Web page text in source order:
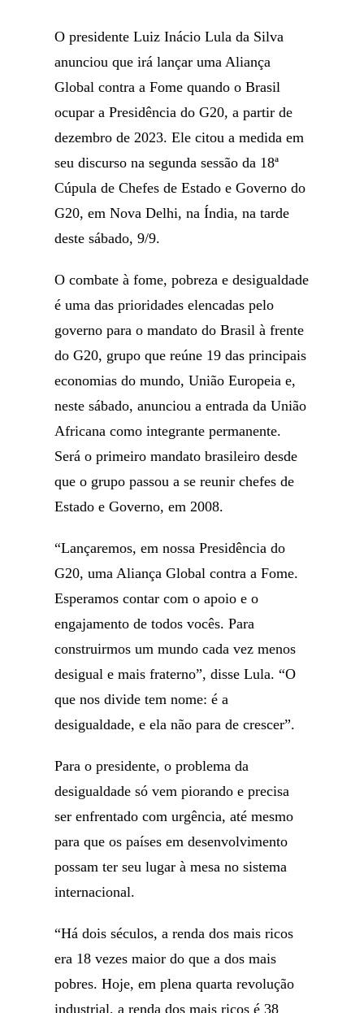
O presidente Luiz Inácio Lula da Silva
anunciou que irá lançar uma Aliança
Global contra a Fome quando o Brasil
ocupar a Presidência do G20, a partir de
dezembro de 2023. Ele citou a medida em
seu discurso na segunda sessão da 18ª
Cúpula de Chefes de Estado e Governo do
G20, em Nova Delhi, na Índia, na tarde
deste sábado, 9/9.
O combate à fome, pobreza e desigualdade
é uma das prioridades elencadas pelo
governo para o mandato do Brasil à frente
do G20, grupo que reúne 19 das principais
economias do mundo, União Europeia e,
neste sábado, anunciou a entrada da União
Africana como integrante permanente.
Será o primeiro mandato brasileiro desde
que o grupo passou a se reunir chefes de
Estado e Governo, em 2008.
“Lançaremos, em nossa Presidência do
G20, uma Aliança Global contra a Fome.
Esperamos contar com o apoio e o
engajamento de todos vocês. Para
construirmos um mundo cada vez menos
desigual e mais fraterno”, disse Lula. “O
que nos divide tem nome: é a
desigualdade, e ela não para de crescer”.
Para o presidente, o problema da
desigualdade só vem piorando e precisa
ser enfrentado com urgência, até mesmo
para que os países em desenvolvimento
possam ter seu lugar à mesa no sistema
internacional.
“Há dois séculos, a renda dos mais ricos
era 18 vezes maior do que a dos mais
pobres. Hoje, em plena quarta revolução
industrial, a renda dos mais ricos é 38